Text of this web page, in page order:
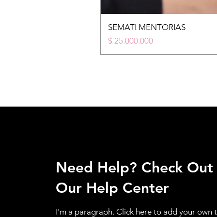
SEMATI MENTORIAS
Price
$ 25.000.000
Need Help? Check Out
Our Help Center
I'm a paragraph. Click here to add your own